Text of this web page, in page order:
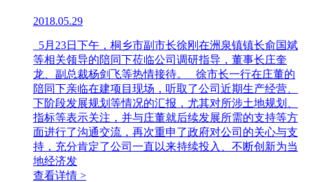
2018.05.29
5月23日下午，桐乡市副市长徐刚在洲泉镇镇长俞国斌
等相关领导的陪同下莅临公司调研指导，董事长庄奎
龙、副总裁杨剑飞等热情接待。 徐市长一行在庄董的
陪同下亲临在建项目现场，听取了公司近期生产经营、
下阶段发展规划等情况的汇报，尤其对所涉土地规划、
指标等表示关注，并与庄董就后续发展所需的支持等方
面进行了沟通交流，再次重申了政府对公司的关心与支
持，充分肯定了公司一直以来持续投入、不断创新为当
地经济发
查看详情 >